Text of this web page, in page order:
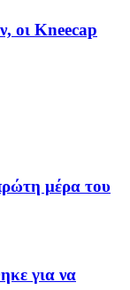
οι Kneecap
μέρα του
για να